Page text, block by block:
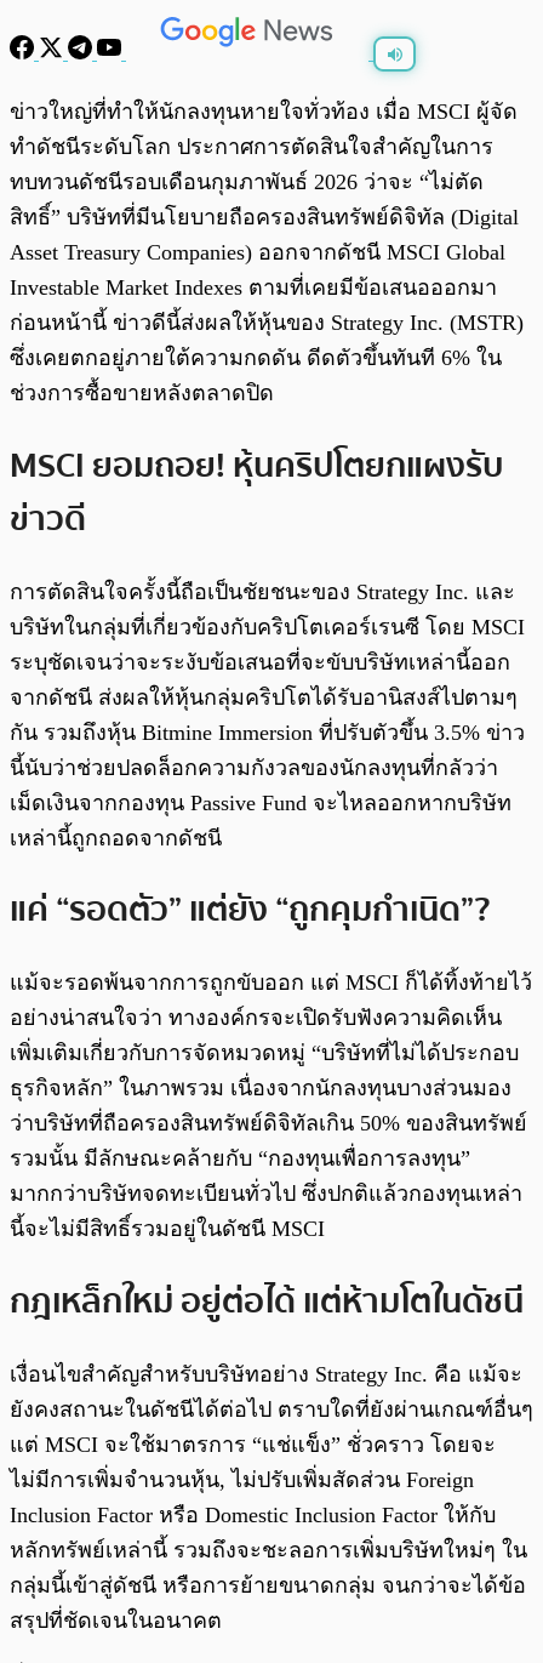
พร้อมเล่น 0:00
ข่าวใหญ่ที่ทำให้นักลงทุนหายใจทั่วท้อง เมื่อ MSCI ผู้จัด
ทำดัชนีระดับโลก ประกาศการตัดสินใจสำคัญในการ
ทบทวนดัชนีรอบเดือนกุมภาพันธ์ 2026 ว่าจะ “ไม่ตัด
สิทธิ์” บริษัทที่มีนโยบายถือครองสินทรัพย์ดิจิทัล (Digital
Asset Treasury Companies) ออกจากดัชนี MSCI Global
Investable Market Indexes ตามที่เคยมีข้อเสนอออกมา
ก่อนหน้านี้ ข่าวดีนี้ส่งผลให้หุ้นของ Strategy Inc. (MSTR)
ซึ่งเคยตกอยู่ภายใต้ความกดดัน ดีดตัวขึ้นทันที 6% ใน
ช่วงการซื้อขายหลังตลาดปิด
MSCI ยอมถอย! หุ้นคริปโตยกแผงรับ
ข่าวดี
การตัดสินใจครั้งนี้ถือเป็นชัยชนะของ Strategy Inc. และ
บริษัทในกลุ่มที่เกี่ยวข้องกับคริปโตเคอร์เรนซี โดย MSCI
ระบุชัดเจนว่าจะระงับข้อเสนอที่จะขับบริษัทเหล่านี้ออก
จากดัชนี ส่งผลให้หุ้นกลุ่มคริปโตได้รับอานิสงส์ไปตามๆ
กัน รวมถึงหุ้น Bitmine Immersion ที่ปรับตัวขึ้น 3.5% ข่าว
นี้นับว่าช่วยปลดล็อกความกังวลของนักลงทุนที่กลัวว่า
เม็ดเงินจากกองทุน Passive Fund จะไหลออกหากบริษัท
เหล่านี้ถูกถอดจากดัชนี
แค่ “รอดตัว” แต่ยัง “ถูกคุมกำเนิด”?
แม้จะรอดพ้นจากการถูกขับออก แต่ MSCI ก็ได้ทิ้งท้ายไว้
อย่างน่าสนใจว่า ทางองค์กรจะเปิดรับฟังความคิดเห็น
เพิ่มเติมเกี่ยวกับการจัดหมวดหมู่ “บริษัทที่ไม่ได้ประกอบ
ธุรกิจหลัก” ในภาพรวม เนื่องจากนักลงทุนบางส่วนมอง
ว่าบริษัทที่ถือครองสินทรัพย์ดิจิทัลเกิน 50% ของสินทรัพย์
รวมนั้น มีลักษณะคล้ายกับ “กองทุนเพื่อการลงทุน”
มากกว่าบริษัทจดทะเบียนทั่วไป ซึ่งปกติแล้วกองทุนเหล่า
นี้จะไม่มีสิทธิ์รวมอยู่ในดัชนี MSCI
กฎเหล็กใหม่ อยู่ต่อได้ แต่ห้ามโตในดัชนี
เงื่อนไขสำคัญสำหรับบริษัทอย่าง Strategy Inc. คือ แม้จะ
ยังคงสถานะในดัชนีได้ต่อไป ตราบใดที่ยังผ่านเกณฑ์อื่นๆ
แต่ MSCI จะใช้มาตรการ “แช่แข็ง” ชั่วคราว โดยจะ
ไม่มีการเพิ่มจำนวนหุ้น, ไม่ปรับเพิ่มสัดส่วน Foreign
Inclusion Factor หรือ Domestic Inclusion Factor ให้กับ
หลักทรัพย์เหล่านี้ รวมถึงจะชะลอการเพิ่มบริษัทใหม่ๆ ใน
กลุ่มนี้เข้าสู่ดัชนี หรือการย้ายขนาดกลุ่ม จนกว่าจะได้ข้อ
สรุปที่ชัดเจนในอนาคต